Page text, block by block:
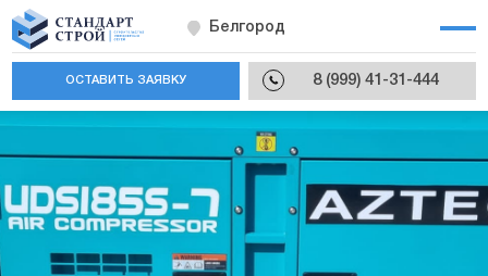
Белгород
8 (999) 41-31-444
ОСТАВИТЬ ЗАЯВКУ